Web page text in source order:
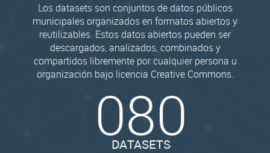
Los datasets son conjuntos de datos públicos
municipales organizados en formatos abiertos y
reutilizables. Estos datos abiertos pueden ser
descargados, analizados, combinados y
compartidos libremente por cualquier persona u
organización bajo licencia Creative Commons.
080
DATASETS